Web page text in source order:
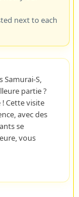
next to each
Samurai-S,
partie ?
Cette visite
avec des
se
vous